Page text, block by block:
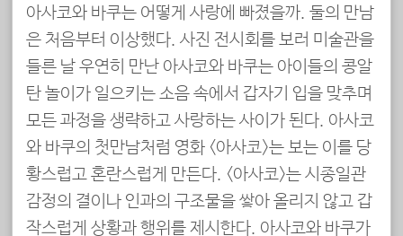
아사코와 바쿠는 어떻게 사랑에 빠졌을까. 둘의 만남
은 처음부터 이상했다. 사진 전시회를 보러 미술관을
들른 날 우연히 만난 아사코와 바쿠는 아이들의 콩알
탄 놀이가 일으키는 소음 속에서 갑자기 입을 맞추며
모든 과정을 생략하고 사랑하는 사이가 된다. 아사코
와 바쿠의 첫만남처럼 영화 <아사코>는 보는 이를 당
황스럽고 혼란스럽게 만든다. <아사코>는 시종일관
감정의 결이나 인과의 구조물을 쌓아 올리지 않고 갑
작스럽게 상황과 행위를 제시한다. 아사코와 바쿠가